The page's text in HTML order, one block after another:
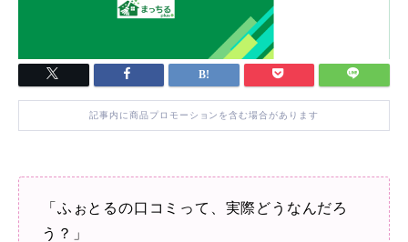
記事内に商品プロモーションを含む場合があります
「ふぉとるの口コミって、実際どうなんだろ
う？」